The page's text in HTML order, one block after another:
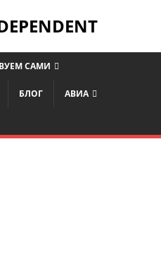
САМИ
БЛОГ АВИА